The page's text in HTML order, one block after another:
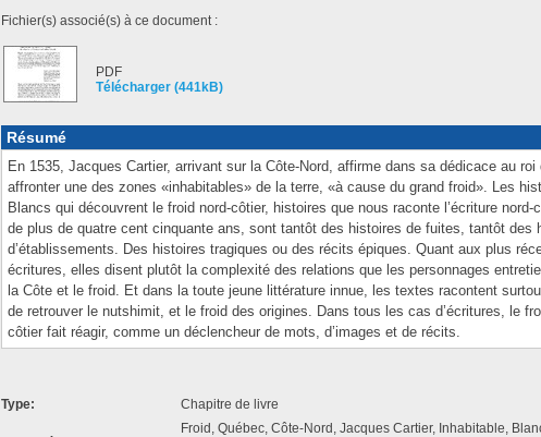
Fichier(s) associé(s) à ce document :
PDF
Télécharger (441kB)
Résumé
En 1535, Jacques Cartier, arrivant sur la Côte-Nord, affirme dans sa dédicace au roi
affronter une des zones «inhabitables» de la terre, «à cause du grand froid». Les
Blancs qui découvrent le froid nord-côtier, histoires que nous raconte l’écriture nord-
de plus de quatre cent cinquante ans, sont tantôt des histoires de fuites, tantôt des
d’établissements. Des histoires tragiques ou des récits épiques. Quant aux plus
écritures, elles disent plutôt la complexité des relations que les personnages
la Côte et le froid. Et dans la toute jeune littérature innue, les textes racontent
de retrouver le nutshimit, et le froid des origines. Dans tous les cas d’écritures, le
côtier fait réagir, comme un déclencheur de mots, d’images et de récits.
Type: Chapitre de livre
Froid, Québec, Côte-Nord, Jacques Cartier, Inhabitable,